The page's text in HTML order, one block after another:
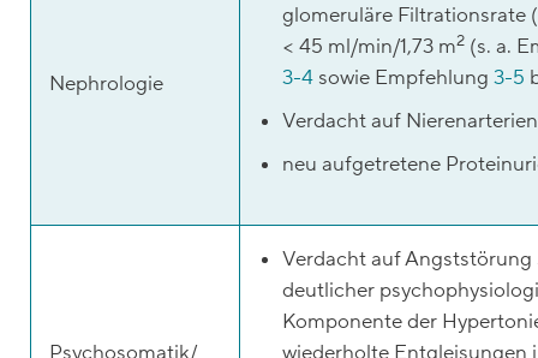
Nephrologie
glomeruläre Filtrationsrate
< 45 ml/min/1,73 m2 (s. a.
3-4 sowie Empfehlung 3-5
Verdacht auf
neu aufgetretene
Verdacht auf Angststörung
deutlicher
Komponente der